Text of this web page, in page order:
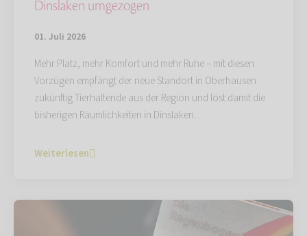
Dinslaken umgezogen
01. Juli 2026
Mehr Platz, mehr Komfort und mehr Ruhe – mit diesen
Vorzügen empfängt der neue Standort in Oberhausen
zukünftig Tierhaltende aus der Region und löst damit die
bisherigen Räumlichkeiten in Dinslaken…
Weiterlesen